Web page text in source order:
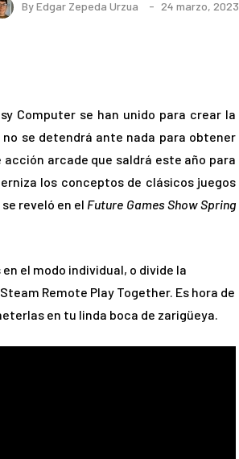
ByEdgar Zepeda Urzua 24 marzo, 2023
Computer se han unido para crear la
se detendrá ante nada para obtener
acción arcade que saldrá este año para
los conceptos de clásicos juegos
reveló en el Future Games Show Spring
el modo individual, o divide la
Remote Play Together. Es hora de
en tu linda boca de zarigüeya.